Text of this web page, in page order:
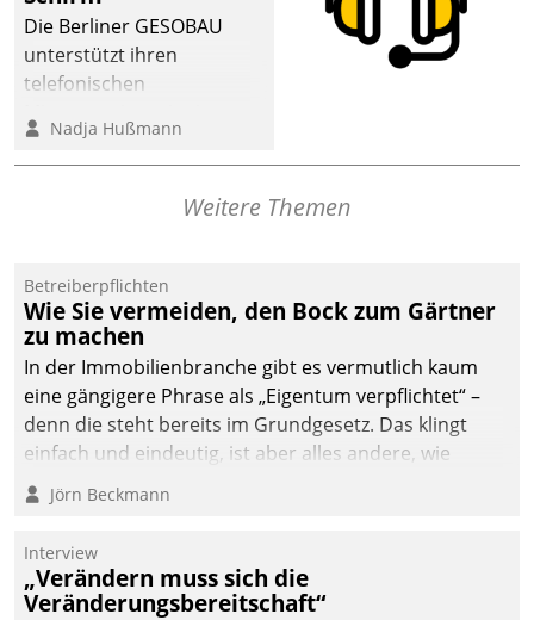
dafür ein Team
bestehend aus
Wohnungsunternehmen
und PropTech.
Die Berliner GESOBAU
unterstützt ihren
telefonischen
digitalen Cockpit, das
situationsbezogen
passende Fragen und
Dialogführung ermöglicht
dem externen
Serviceteam, Anrufe von
Mietenden zügiger und
effizienter zu bearbeiten.
Nadja Hußmann
Weitere Themen
Betreiberpflichten
Wie Sie vermeiden, den Bock zum Gärtner
zu machen
In der Immobilienbranche gibt es vermutlich kaum
eine gängigere Phrase als „Eigentum verpflichtet“ –
denn die steht bereits im Grundgesetz. Das klingt
einfach und eindeutig, ist aber alles andere, wie
Branchenbeschäftigte wissen. Denn mit der
Verantwortung folgen Verpflichtungen.
Jörn Beckmann
Interview
„Verändern muss sich die
Veränderungsbereitschaft“